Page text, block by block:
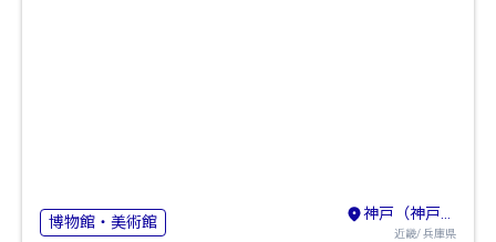
博物館・美術館 神戸（神戸・有馬温泉・六甲山）
近畿/ 兵庫県